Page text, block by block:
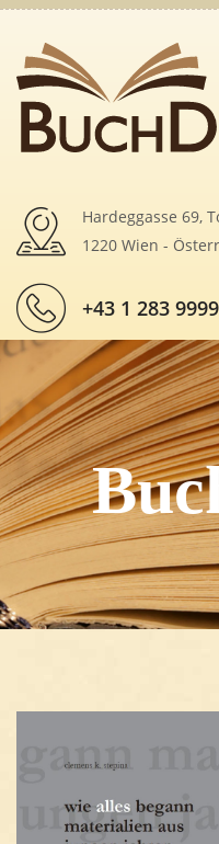
Hardeggasse 69,
1220 Wien -
+43 1 283 9999